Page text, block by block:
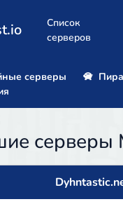
Список
серверов
серверы
серверы